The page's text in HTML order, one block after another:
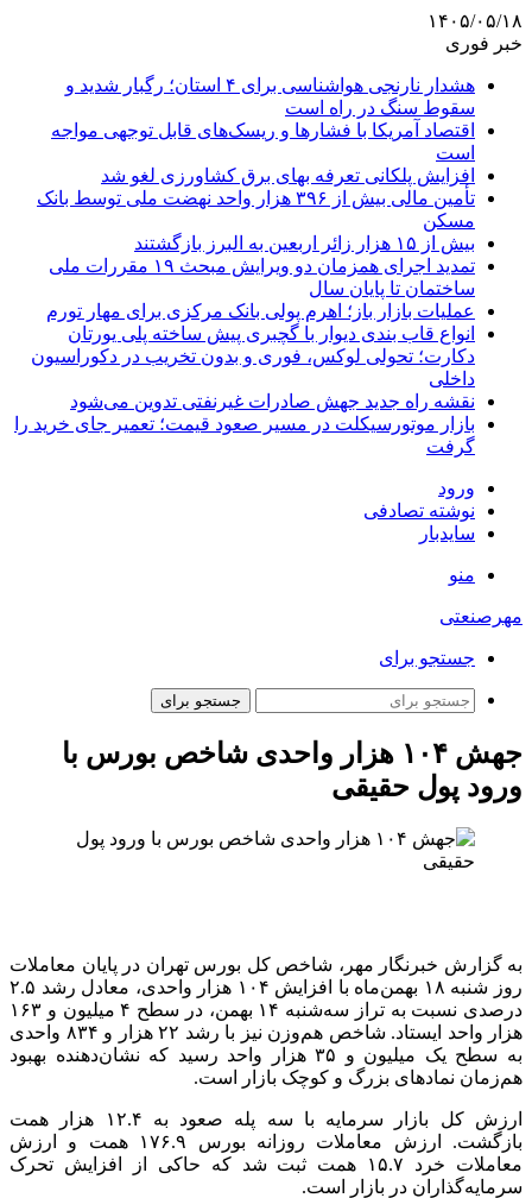
۱۴۰۵/۰۵/۱۸
خبر فوری
هشدار نارنجی هواشناسی برای ۴ استان؛ رگبار شدید و
سقوط سنگ در راه است
اقتصاد آمریکا با فشارها و ریسک‌های قابل توجهی مواجه
است
افزایش پلکانی تعرفه بهای برق کشاورزی لغو شد
تأمین مالی بیش از ۳۹۶ هزار واحد نهضت ملی توسط بانک
مسکن
بیش از ۱۵ هزار زائر اربعین به البرز بازگشتند
تمدید اجرای همزمان دو ویرایش مبحث ۱۹ مقررات ملی
ساختمان تا پایان سال
عملیات بازار باز؛ اهرم پولی بانک مرکزی برای مهار تورم
انواع قاب بندی دیوار با گچبری پیش ساخته پلی یورتان
دکارت؛ تحولی لوکس، فوری و بدون تخریب در دکوراسیون
داخلی
نقشه راه جدید جهش صادرات غیرنفتی تدوین می‌شود
بازار موتورسیکلت در مسیر صعود قیمت؛ تعمیر جای خرید را
گرفت
ورود
نوشته تصادفی
سایدبار
منو
مهرصنعتی
جستجو برای
جستجو برای
جهش ۱۰۴ هزار واحدی شاخص بورس با
ورود پول حقیقی
به گزارش خبرنگار مهر، شاخص کل بورس تهران در پایان معاملات
روز شنبه ۱۸ بهمن‌ماه با افزایش ۱۰۴ هزار واحدی، معادل رشد ۲.۵
درصدی نسبت به تراز سه‌شنبه ۱۴ بهمن، در سطح ۴ میلیون و ۱۶۳
هزار واحد ایستاد. شاخص هم‌وزن نیز با رشد ۲۲ هزار و ۸۳۴ واحدی
به سطح یک میلیون و ۳۵ هزار واحد رسید که نشان‌دهنده بهبود
هم‌زمان نمادهای بزرگ و کوچک بازار است.
ارزش کل بازار سرمایه با سه پله صعود به ۱۲.۴ هزار همت
بازگشت. ارزش معاملات روزانه بورس ۱۷۶.۹ همت و ارزش
معاملات خرد ۱۵.۷ همت ثبت شد که حاکی از افزایش تحرک
سرمایه‌گذاران در بازار است.